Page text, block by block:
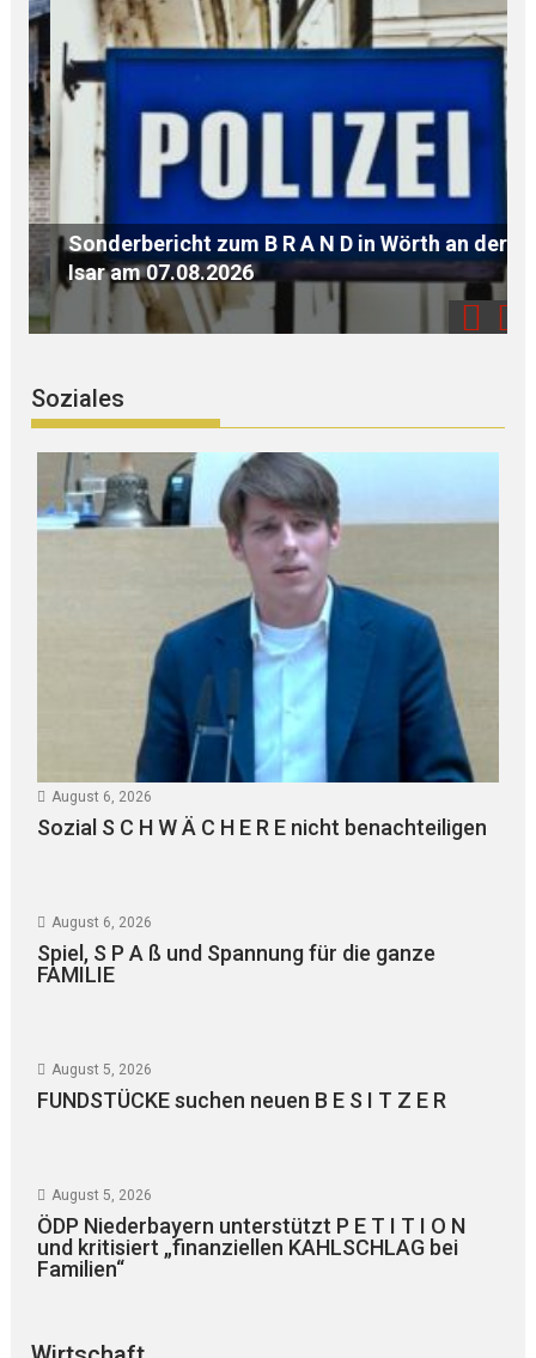
Sonderbericht zum B R A N D in Wörth an der
Isar am 07.08.2026
Soziales
August 6, 2026
Sozial S C H W Ä C H E R E nicht benachteiligen
August 6, 2026
Spiel, S P A ß und Spannung für die ganze
FAMILIE
August 5, 2026
FUNDSTÜCKE suchen neuen B E S I T Z E R
August 5, 2026
ÖDP Niederbayern unterstützt P E T I T I O N
und kritisiert „finanziellen KAHLSCHLAG bei
Familien“